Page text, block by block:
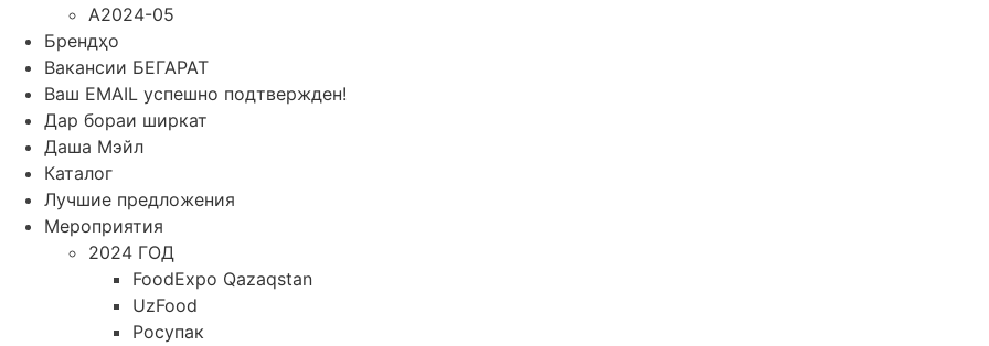
A2024-05
Брендҳо
Вакансии БЕГАРАТ
Ваш EMAIL успешно подтвержден!
Дар бораи ширкат
Даша Мэйл
Каталог
Лучшие предложения
Мероприятия
2024 ГОД
FoodExpo Qazaqstan
UzFood
Росупак